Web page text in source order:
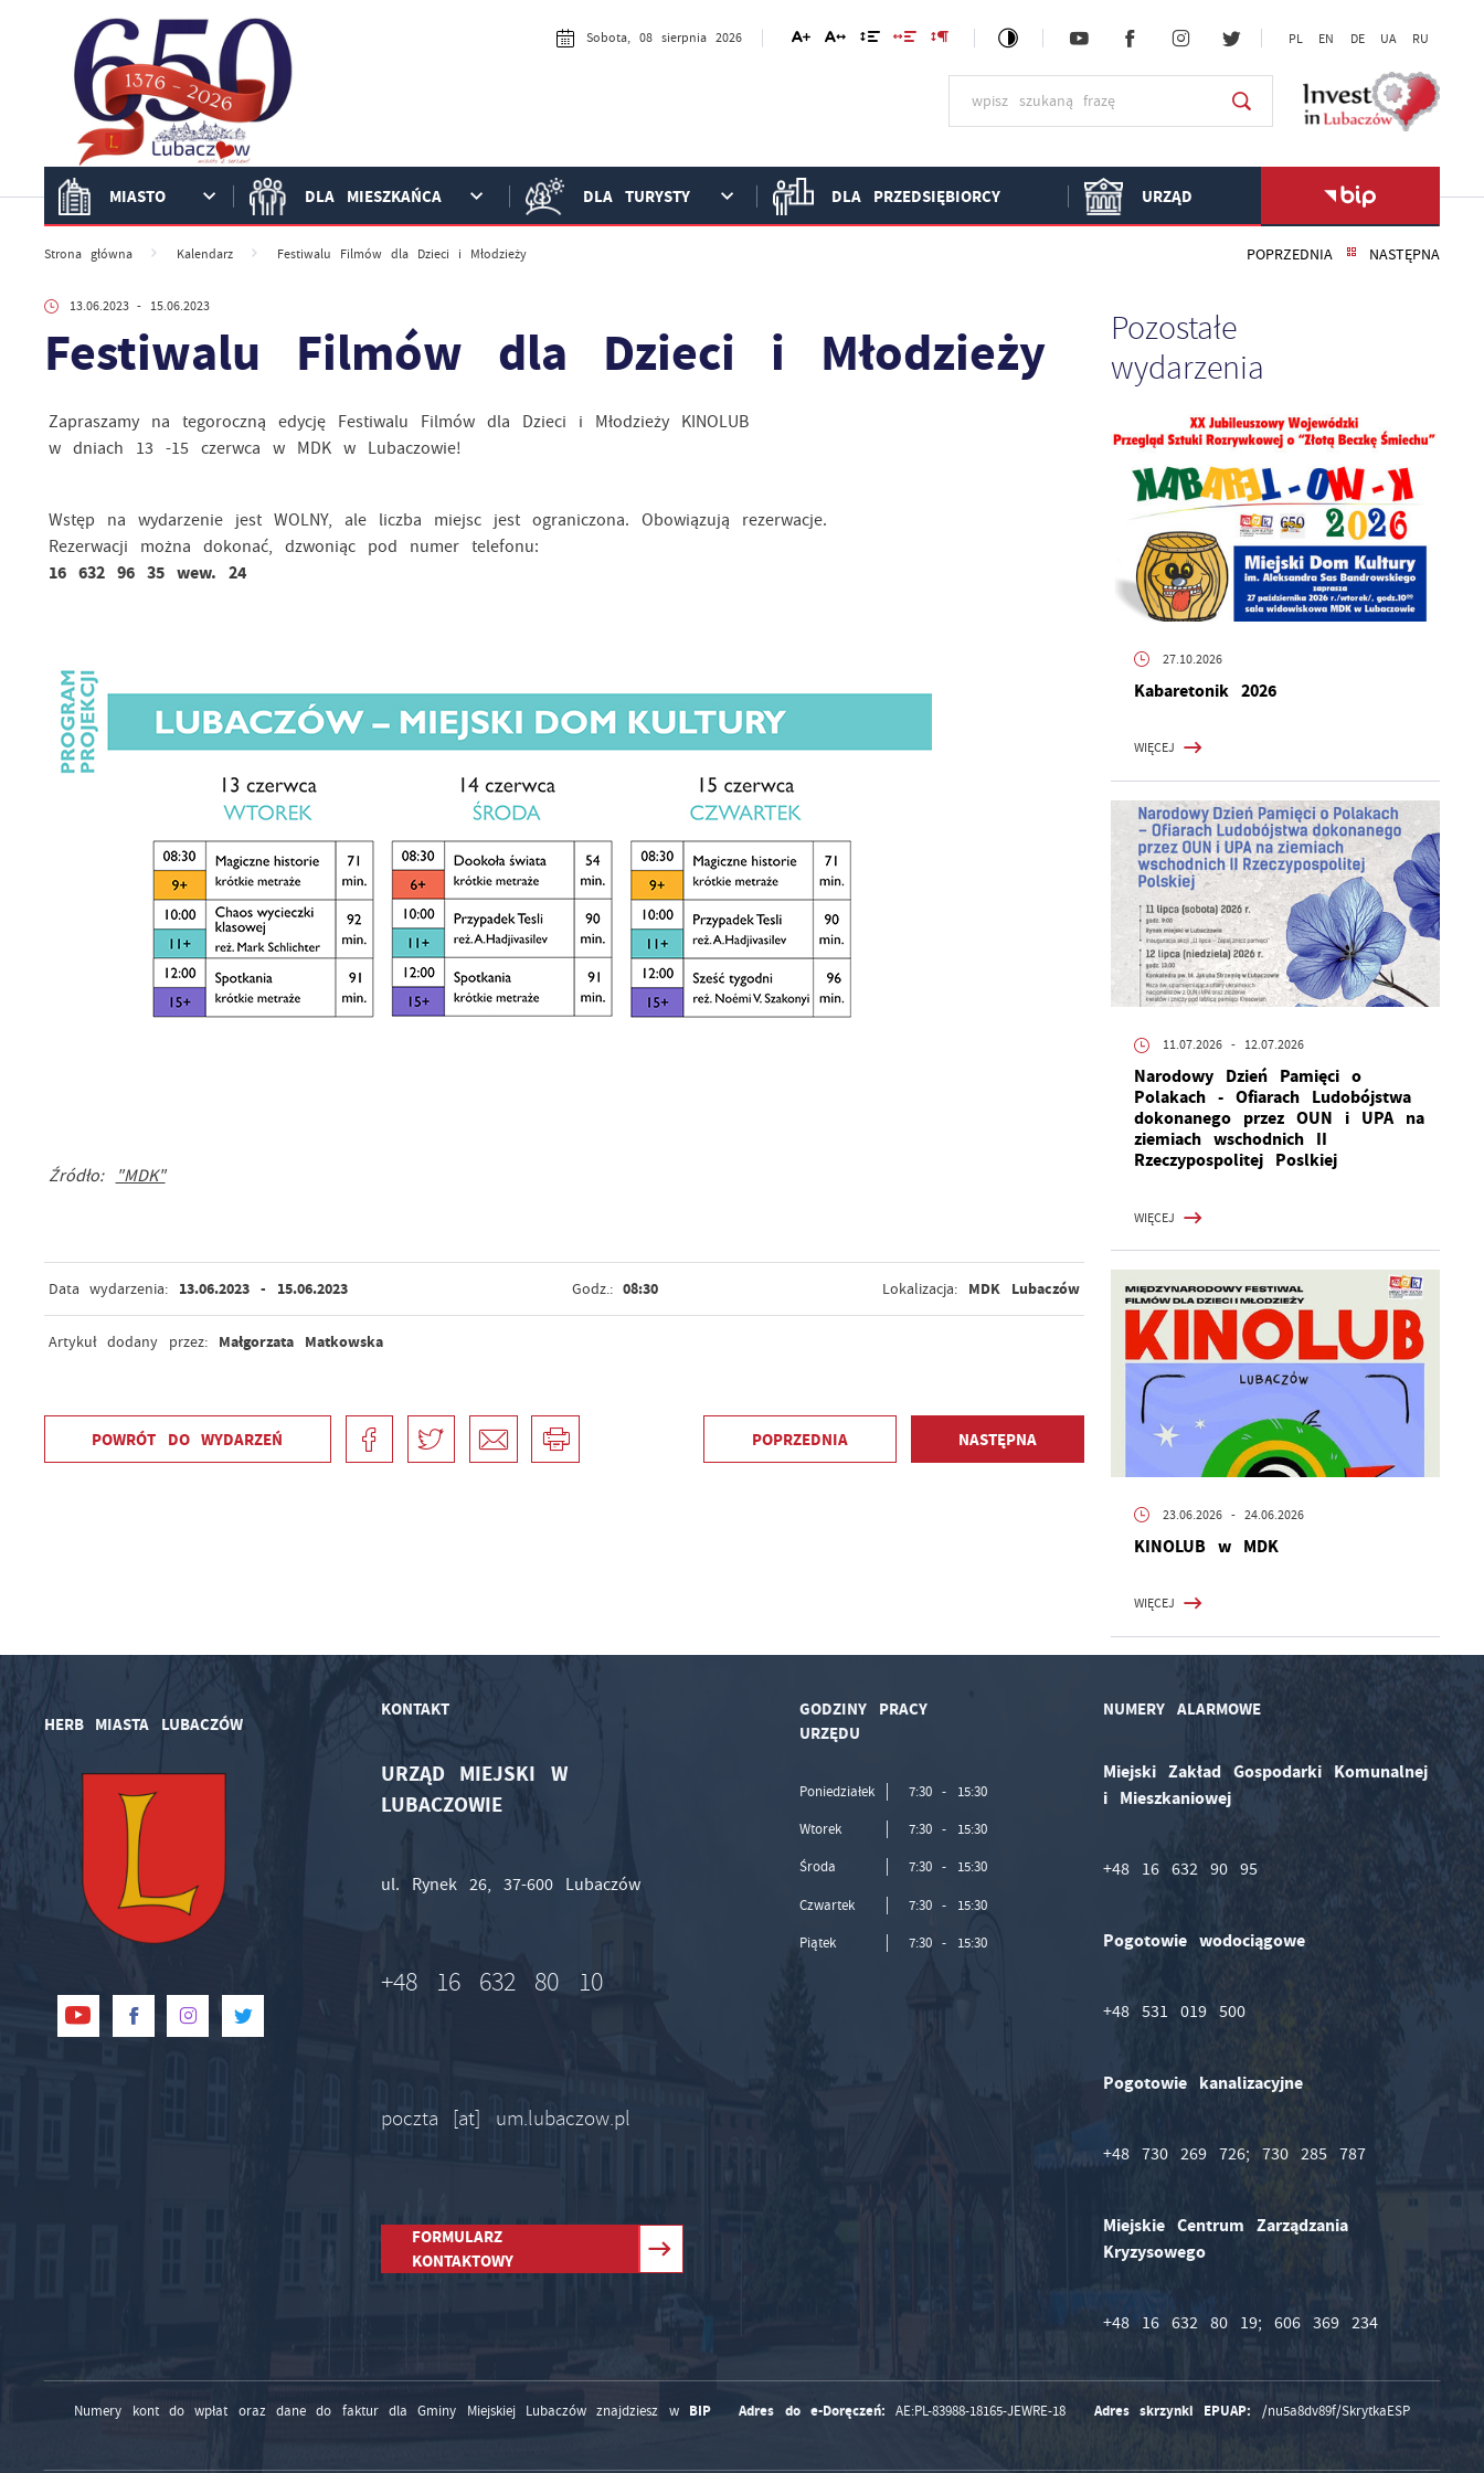
Sobota, 08 sierpnia 2026 PL EN DE UA RU
MIASTO DLA MIESZKAŃCA DLA TURYSTY DLA PRZEDSIĘBIORCY URZĄD
Strona główna Kalendarz Festiwalu Filmów dla Dzieci i Młodzieży POPRZEDNIA NASTĘPNA
13.06.2023- 15.06.2023
Festiwalu Filmów dla Dzieci i Młodzieży
Zapraszamy na tegoroczną edycję Festiwalu Filmów dla Dzieci i Młodzieży KINOLUB
w dniach 13 -15 czerwca w MDK w Lubaczowie!
Wstęp na wydarzenie jest WOLNY, ale liczba miejsc jest ograniczona. Obowiązują rezerwacje.
Rezerwacji można dokonać, dzwoniąc pod numer telefonu:
16 632 96 35 wew. 24
Źródło: "MDK"
Data wydarzenia: 13.06.2023 - 15.06.2023 Godz.: 08:30 Lokalizacja: MDK Lubaczów
Artykuł dodany przez: Małgorzata Matkowska
POWRÓT DO WYDARZEŃ POPRZEDNIA NASTĘPNA
Pozostałe
wydarzenia
27.10.2026
Kabaretonik 2026
WIĘCEJ
11.07.2026 - 12.07.2026
Narodowy Dzień Pamięci o
Polakach - Ofiarach Ludobójstwa
dokonanego przez OUN i UPA na
ziemiach wschodnich II
Rzeczypospolitej Poslkiej
WIĘCEJ
23.06.2026 - 24.06.2026
KINOLUB w MDK
WIĘCEJ
HERB MIASTA LUBACZÓW
KONTAKT
URZĄD MIEJSKI W
LUBACZOWIE
ul. Rynek 26, 37-600 Lubaczów
+48 16 632 80 10
poczta [at] um.lubaczow.pl
FORMULARZ
KONTAKTOWY
GODZINY PRACY
URZĘDU
Poniedziałek 7:30 - 15:30
Wtorek 7:30 - 15:30
Środa 7:30 - 15:30
Czwartek 7:30 - 15:30
Piątek 7:30 - 15:30
NUMERY ALARMOWE
Miejski Zakład Gospodarki Komunalnej
i Mieszkaniowej
+48 16 632 90 95
Pogotowie wodociągowe
+48 531 019 500
Pogotowie kanalizacyjne
+48 730 269 726; 730 285 787
Miejskie Centrum Zarządzania
Kryzysowego
+48 16 632 80 19; 606 369 234
Numery kont do wpłat oraz dane do faktur dla Gminy Miejskiej Lubaczów znajdziesz w BIP Adres do e-Doręczeń: AE:PL-83988-18165-JEWRE-18 Adres skrzynki EPUAP: /nu5a8dv89f/SkrytkaESP